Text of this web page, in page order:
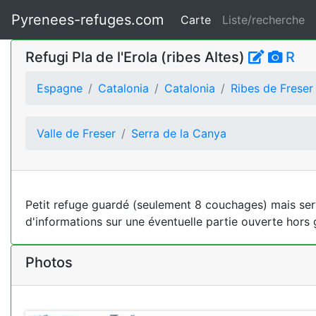
Pyrenees-refuges.com Carte Liste/recherche
Refugi Pla de l'Erola (ribes Altes) R
Espagne Catalonia Catalonia Ribes de Freser
Valle de Freser Serra de la Canya
Petit refuge guardé (seulement 8 couchages) mais
d'informations sur une éventuelle partie ouverte hors
Photos